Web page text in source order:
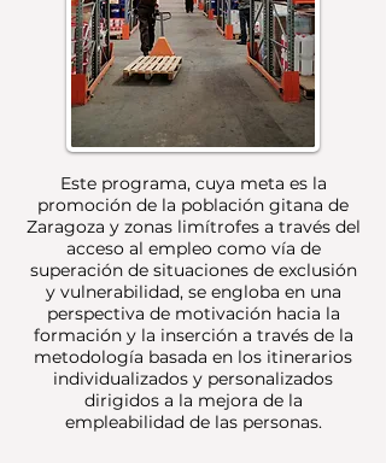
Este programa, cuya meta es la
promoción de la población gitana de
Zaragoza y zonas limítrofes a través del
acceso al empleo como vía de
superación de situaciones de exclusión
y vulnerabilidad, se engloba en una
perspectiva de motivación hacia la
formación y la inserción a través de la
metodología basada en los itinerarios
individualizados y personalizados
dirigidos a la mejora de la
empleabilidad de las personas.